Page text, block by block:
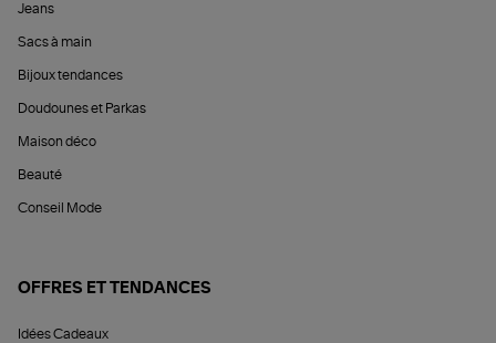
Jeans
Sacs à main
Bijoux tendances
Doudounes et Parkas
Maison déco
Beauté
Conseil Mode
OFFRES ET TENDANCES
Idées Cadeaux